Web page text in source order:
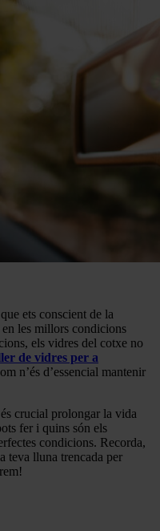
ets conscient de la
les millors condicions
els vidres del cotxe no
de vidres per a
n’és d’essencial mantenir
crucial prolongar la vida
fer i quins són els
condicions. Recorda,
teva lluna trencada per